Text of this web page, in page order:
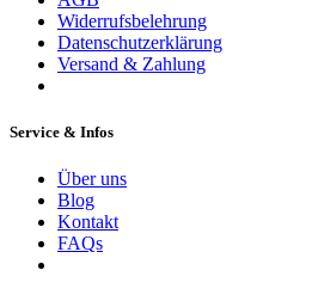
Widerrufsbelehrung
Datenschutzerklärung
Versand & Zahlung
Service & Infos
Über uns
Blog
Kontakt
FAQs